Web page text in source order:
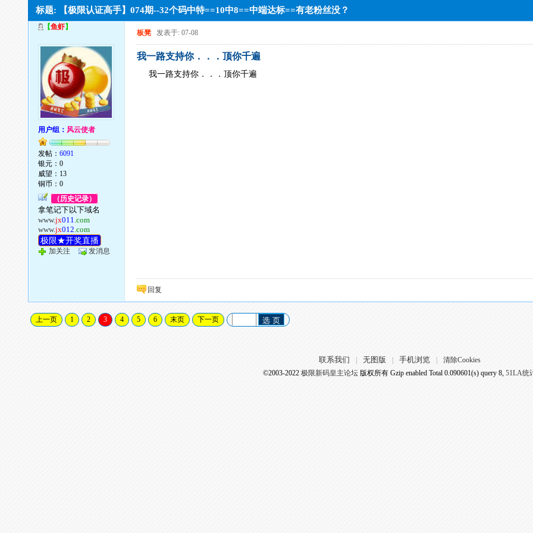
标题: 【极限认证高手】074期--32个码中特==10中8==中端达标==有老粉丝没？
【鱼虾】
用户组： 风云使者
发帖：6091
银元：0
威望：13
铜币：0
（历史记录）
拿笔记下以下域名
www.jx011.com
www.jx012.com
极限★开奖直播
加关注 发消息
板凳 发表于: 07-08
我一路支持你．．．顶你千遍
我一路支持你．．．顶你千遍
回复
上一页 1 2 3 4 5 6 末页 下一页 选 页
联系我们 无图版 手机浏览
清除Cookies
©2003-2022 极限新码皇主论坛版权所有 Gzip enabled Total 0.090601(s) query 8, 51LA统